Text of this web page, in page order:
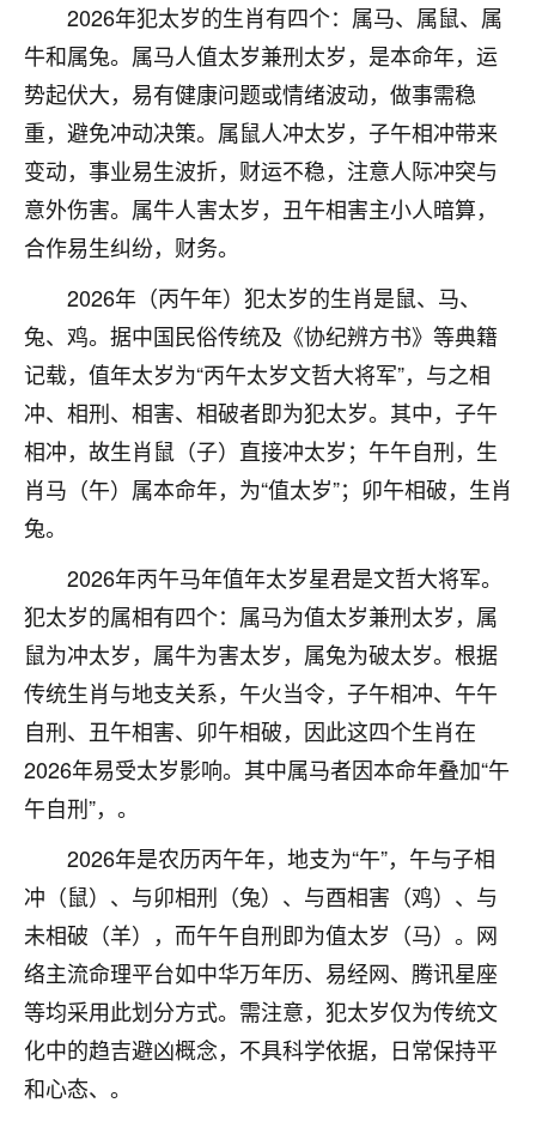
2026年犯太岁的生肖有四个：属马、属鼠、属
牛和属兔。属马人值太岁兼刑太岁，是本命年，运
势起伏大，易有健康问题或情绪波动，做事需稳
重，避免冲动决策。属鼠人冲太岁，子午相冲带来
变动，事业易生波折，财运不稳，注意人际冲突与
意外伤害。属牛人害太岁，丑午相害主小人暗算，
合作易生纠纷，财务。
2026年（丙午年）犯太岁的生肖是鼠、马、
兔、鸡。据中国民俗传统及《协纪辨方书》等典籍
记载，值年太岁为“丙午太岁文哲大将军”，与之相
冲、相刑、相害、相破者即为犯太岁。其中，子午
相冲，故生肖鼠（子）直接冲太岁；午午自刑，生
肖马（午）属本命年，为“值太岁”；卯午相破，生肖
兔。
2026年丙午马年值年太岁星君是文哲大将军。
犯太岁的属相有四个：属马为值太岁兼刑太岁，属
鼠为冲太岁，属牛为害太岁，属兔为破太岁。根据
传统生肖与地支关系，午火当令，子午相冲、午午
自刑、丑午相害、卯午相破，因此这四个生肖在
2026年易受太岁影响。其中属马者因本命年叠加“午
午自刑”，。
2026年是农历丙午年，地支为“午”，午与子相
冲（鼠）、与卯相刑（兔）、与酉相害（鸡）、与
未相破（羊），而午午自刑即为值太岁（马）。网
络主流命理平台如中华万年历、易经网、腾讯星座
等均采用此划分方式。需注意，犯太岁仅为传统文
化中的趋吉避凶概念，不具科学依据，日常保持平
和心态、。
2小时前 来自海南 18
梦醒时分
我女儿高二叛逆，大半年不上学，一说她就要死要活
的，把我们两口子愁的不行，朋友给我推荐的慧来老
师，一开始我是病急乱投医，这半年来，法事一个个
做完，我女儿跟变了个人一样，不期望她能考多好的
大学，只要能安安稳稳的把书读了，身体心理都健健
康康的我就很知足了！
鹿森：可怜天下父母心啊！
3小时前 来自河北 16
付深
我是公司人事调整，有升迁机会，但同时竞争的我们
三个，找老师的时候是抱着侥幸心理，没想到老师看
太岁还有一个发钱粮，本来年前的人事调整，拖到年
后，我以为都没戏了，结果开年一上班，开会提拔升
职第一个就是我，职务无所谓，主要是底薪加了
3000，非常开心，无论如何，感恩感谢！🙏🏻
鹿森：恭喜升职加薪！！，请客吗？�
32
心心相印
我身体不太好，总是病病殃殃的，去检查又没什么大
问题，反正就是不舒服。中医西医看遍了，找不到问
题，后来无意中看到有人推荐慧来老师，跟老师聊过
之后，心情豁然开朗，也听老师建议，处理了一些因
果问题。今年以来，身体比以前好多，主要是心情好
了，老师说境随心转，现在深有体会了。
鹿森：是的，其实跟老师聊过之后，最大的感
触，首先就是心态会变好，万般皆是命，半点
不由人！